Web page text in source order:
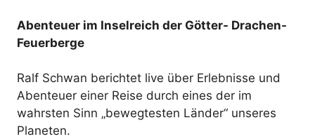
Abenteuer im Inselreich der Götter- Drachen-
Feuerberge
Ralf Schwan berichtet live über Erlebnisse und
Abenteuer einer Reise durch eines der im
wahrsten Sinn „bewegtesten Länder“ unseres
Planeten.